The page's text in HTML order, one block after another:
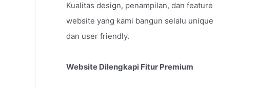
Kualitas design, penampilan, dan feature
website yang kami bangun selalu unique
dan user friendly.
Website Dilengkapi Fitur Premium